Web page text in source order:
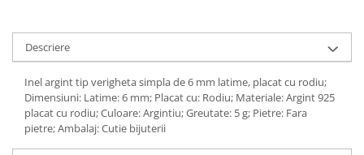
Descriere
Inel argint tip verigheta simpla de 6 mm latime, placat cu rodiu;
Dimensiuni: Latime: 6 mm; Placat cu: Rodiu; Materiale: Argint 925
placat cu rodiu; Culoare: Argintiu; Greutate: 5 g; Pietre: Fara
pietre; Ambalaj: Cutie bijuterii